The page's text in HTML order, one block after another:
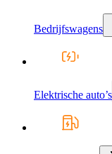
Bedrijfswagens
Elektrische auto’s